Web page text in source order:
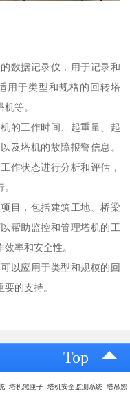
数据记录仪，用于记录和
用于类型和规格的回转塔
等。
的工作时间、起重量、起
及塔机的故障报警信息。
作状态进行分析和评估，
目，包括建筑工地、桥梁
帮助监控和管理塔机的工
率和安全性。
以应用于类型和规模的回
的支持。
Top
塔机黑匣子 塔机安全监测系统 塔吊黑